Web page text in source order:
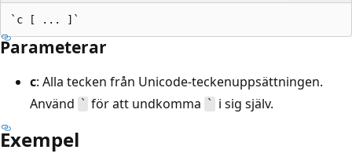
Parameterar
c: Alla tecken från Unicode-teckenuppsättningen.
Använd
` för att undkomma ` i sig själv.
Exempel